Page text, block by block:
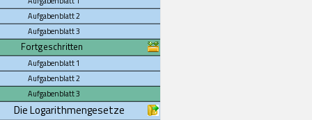
Aufgabenblatt 2
Aufgabenblatt 3
Fortgeschritten
Aufgabenblatt 1
Aufgabenblatt 2
Aufgabenblatt 3
Die Logarithmengesetze